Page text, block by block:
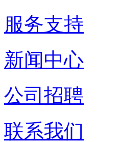
服务支持
新闻中心
公司招聘
联系我们